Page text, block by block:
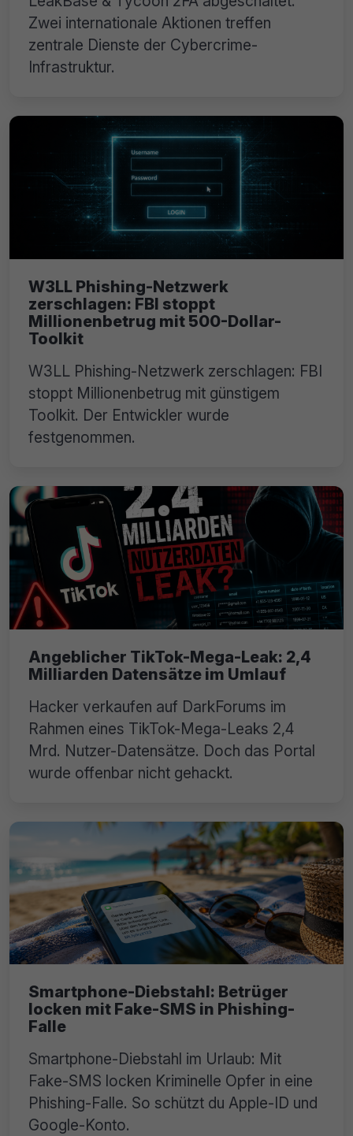
Zwei internationale Aktionen treffen
zentrale Dienste der Cybercrime-
Infrastruktur.
W3LL Phishing-Netzwerk
zerschlagen: FBI stoppt
Millionenbetrug mit 500-Dollar-
Toolkit
W3LL Phishing-Netzwerk zerschlagen: FBI
stoppt Millionenbetrug mit günstigem
Toolkit. Der Entwickler wurde
festgenommen.
Angeblicher TikTok-Mega-Leak: 2,4
Milliarden Datensätze im Umlauf
Hacker verkaufen auf DarkForums im
Rahmen eines TikTok-Mega-Leaks 2,4
Mrd. Nutzer-Datensätze. Doch das Portal
wurde offenbar nicht gehackt.
Smartphone-Diebstahl: Betrüger
locken mit Fake-SMS in Phishing-
Falle
Smartphone-Diebstahl im Urlaub: Mit
Fake-SMS locken Kriminelle Opfer in eine
Phishing-Falle. So schützt du Apple-ID und
Google-Konto.